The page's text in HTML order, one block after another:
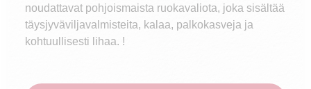
noudattavat pohjoismaista ruokavaliota, joka sisältää
täysjyväviljavalmisteita, kalaa, palkokasveja ja
kohtuullisesti lihaa. !